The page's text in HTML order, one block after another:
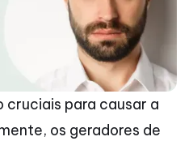
cruciais para causar a
os geradores de